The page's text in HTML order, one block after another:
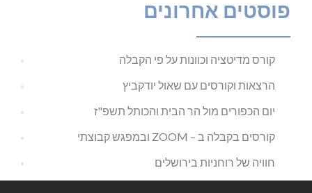
פוסטים אחרונים
קורס מדיטציה וכוונות על פי הקבלה
הרצאות וקורסים עם שאול יודקביץ
יום הכפורים מול הר הבית והכותל תשפ"ז
קורסים בקבלה ב – ZOOM ובמפגש קבוצתי
חוויה של רוחניות בירושלים